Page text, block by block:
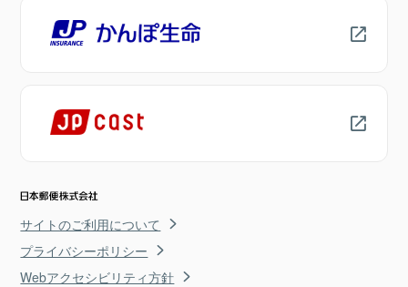
サイトのご利用について
プライバシーポリシー
Webアクセシビリティ方針